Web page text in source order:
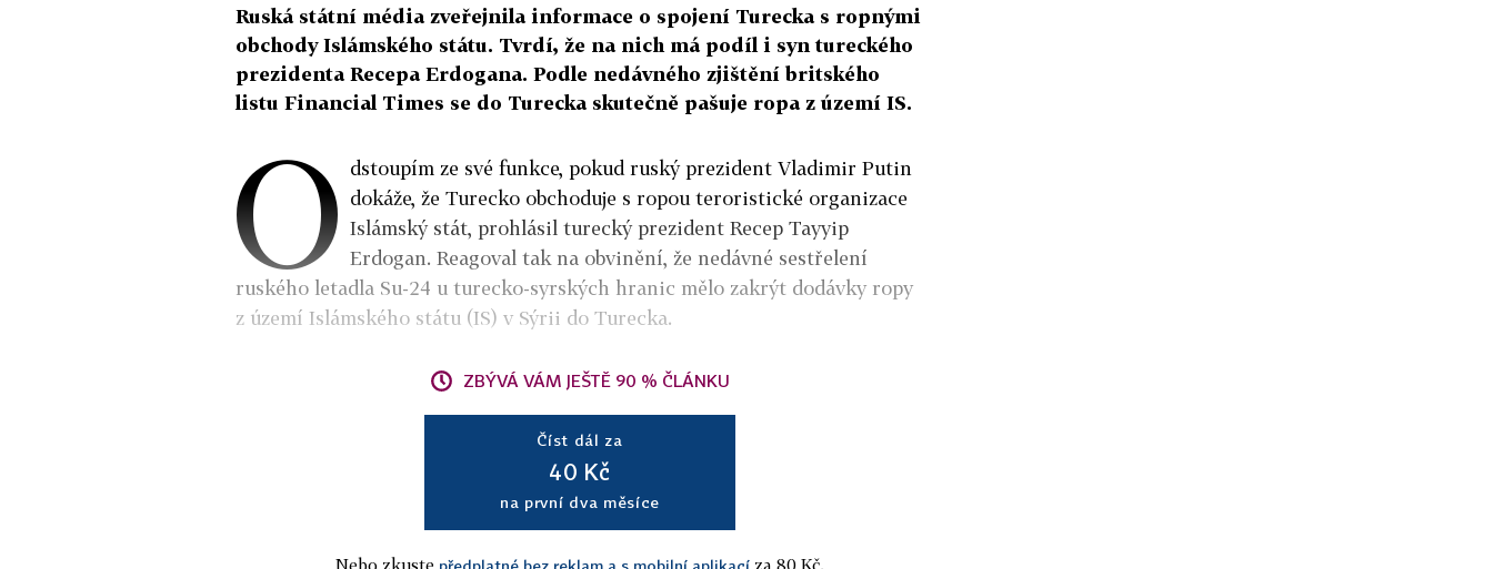
Ruská státní média zveřejnila informace o spojení Turecka s ropnými
obchody Islámského státu. Tvrdí, že na nich má podíl i syn tureckého
prezidenta Recepa Erdogana. Podle nedávného zjištění britského
listu Financial Times se do Turecka skutečně pašuje ropa z území IS.
O dstoupím ze své funkce, pokud ruský prezident Vladimir Putin
dokáže, že Turecko obchoduje s ropou teroristické organizace
Islámský stát, prohlásil turecký prezident Recep Tayyip
Erdogan. Reagoval tak na obvinění, že nedávné sestřelení
ruského letadla Su-24 u turecko-syrských hranic mělo zakrýt dodávky ropy
z území Islámského státu (IS) v Sýrii do Turecka.
ZBÝVÁ VÁM JEŠTĚ 90 % ČLÁNKU
Číst dál za
40 Kč
na první dva měsíce
Nebo zkuste předplatné bez reklam a s mobilní aplikací za 80 Kč.